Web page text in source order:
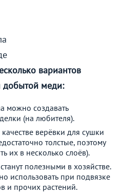
вариантов
добытой меди:
можно создавать
(на любителя).
верёвки для сушки
толстые, поэтому
их в несколько слоёв).
полезными в хозяйстве.
использовать при подвязке
и прочих растений.